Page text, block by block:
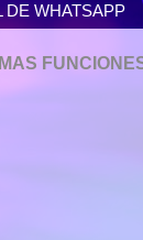
DE WHATSAPP